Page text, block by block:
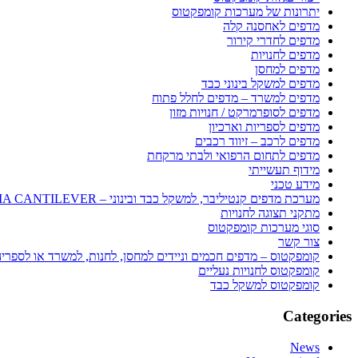
יתרונות של מערכות קומפקטוס
מדפים לאחסנה קלה
מדפים לחדרי קירור
מדפים לחנויות
מדפים למחסן
מדפים למשקל בינוני כבד
מדפים למשרד – מדפים לחלל פתוח
מדפים לסופרמרקט / חנויות מזון
מדפים לספריות וארכיון
מדפים לרכב – זיווד רכבים
מדפים לתחום הרפואי ולבתי מרקחת
מידוף תעשייתי
מידע טכני
מערכת מדפים קנטיליבר, למשקל כבד ובינוני – SEQUOIA CANTILEVER
מתקני תצוגה לחנויות
סוגי מערכות קומפקטוס
צור קשר
קומפקטוס – מדפים חכמים וניידים למחסן, לחנות, למשרד או
קומפקטוס לחנויות נעליים
קומפקטוס למשקל כבד
Categories
News